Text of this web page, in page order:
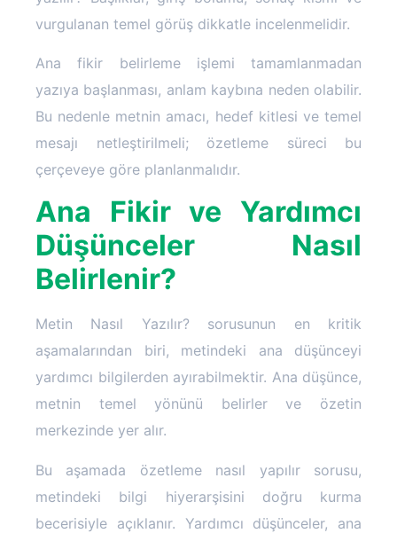
vurgulanan temel görüş dikkatle incelenmelidir.
Ana fikir belirleme işlemi tamamlanmadan
yazıya başlanması, anlam kaybına neden olabilir.
Bu nedenle metnin amacı, hedef kitlesi ve temel
mesajı netleştirilmeli; özetleme süreci bu
çerçeveye göre planlanmalıdır.
Ana Fikir ve Yardımcı
Düşünceler Nasıl
Belirlenir?
Metin Nasıl Yazılır? sorusunun en kritik
aşamalarından biri, metindeki ana düşünceyi
yardımcı bilgilerden ayırabilmektir. Ana düşünce,
metnin temel yönünü belirler ve özetin
merkezinde yer alır.
Bu aşamada özetleme nasıl yapılır sorusu,
metindeki bilgi hiyerarşisini doğru kurma
becerisiyle açıklanır. Yardımcı düşünceler, ana